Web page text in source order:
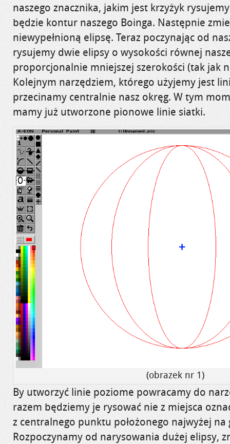
naszego znacznika, jakim jest krzyżyk
będzie kontur naszego Boinga. Następnie
niewypełnioną elipsę. Teraz poczynając od
rysujemy dwie elipsy o wysokości równej
proporcjonalnie mniejszej szerokości (tak jak
Kolejnym narzędziem, którego użyjemy jest
przecinamy centralnie nasz okręg. W tym
mamy już utworzone pionowe linie siatki.
(obrazek nr 1)
By utworzyć linie poziome powracamy do
razem będziemy je rysować nie z miejsca
z centralnego punktu położonego najwyżej na
Rozpoczynamy od narysowania dużej elipsy,